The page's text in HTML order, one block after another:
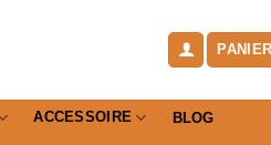
ACCESSOIRE
BLOG